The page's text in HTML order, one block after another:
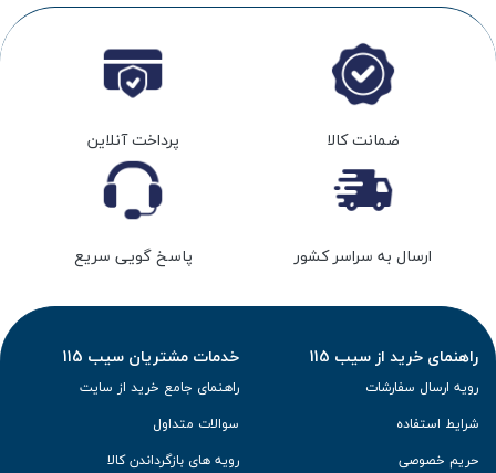
ضمانت کالا پرداخت آنلاین
ارسال به سراسر کشور پاسخ گویی سریع
راهنمای خرید از سیب 115
رویه ارسال سفارشات
شرایط استفاده
حریم خصوصی
خدمات مشتریان سیب 115
راهنمای جامع خرید از سایت
سوالات متداول
رویه های بازگرداندن کالا